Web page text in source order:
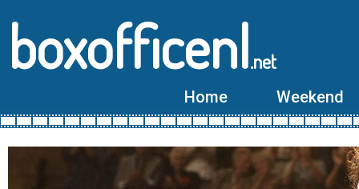
boxofficenl.net
Home Weekend